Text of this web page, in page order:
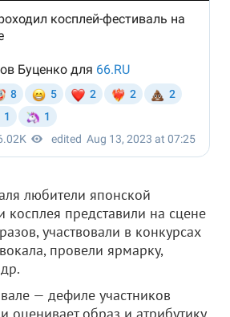
любители японской
косплея представили на сцене
участвовали в конкурсах
провели ярмарку,
— дефиле участников